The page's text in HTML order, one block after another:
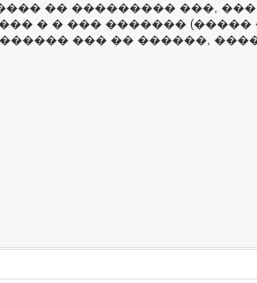
�� ��������� ���,
� � ��� �������
��� �� ������,